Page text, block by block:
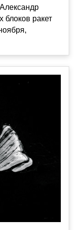
блоков ракет